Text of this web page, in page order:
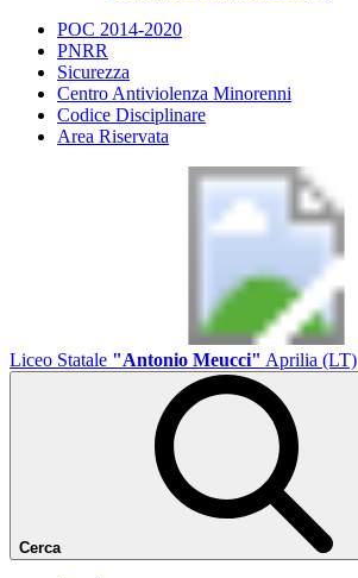
POC 2014-2020
PNRR
Sicurezza
Centro Antiviolenza Minorenni
Codice Disciplinare
Area Riservata
Liceo Statale "Antonio Meucci" Aprilia (LT)
Cerca